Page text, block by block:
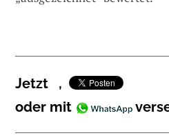
Jetzt
,
oder mit